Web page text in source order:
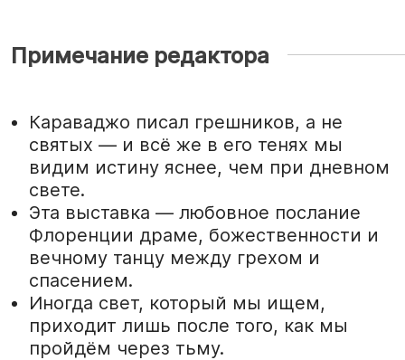
Примечание редактора
Караваджо писал грешников, а не
святых — и всё же в его тенях мы
видим истину яснее, чем при дневном
свете.
Эта выставка — любовное послание
Флоренции драме, божественности и
вечному танцу между грехом и
спасением.
Иногда свет, который мы ищем,
приходит лишь после того, как мы
пройдём через тьму.